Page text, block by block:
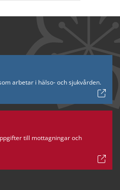
arbetar i hälso- och sjukvården.
till mottagningar och